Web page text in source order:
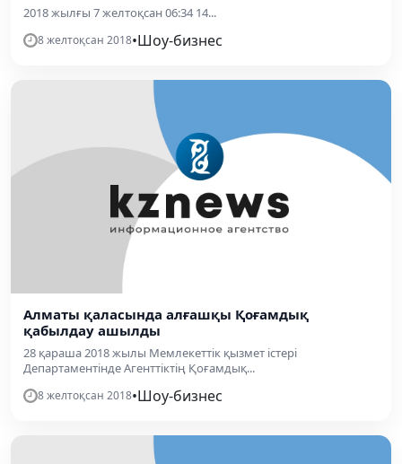
2018 жылғы 7 желтоқсан 06:34 14...
8 желтоқсан 2018•Шоу-бизнес
Алматы қаласында алғашқы Қоғамдық
қабылдау ашылды
28 қараша 2018 жылы Мемлекеттік қызмет істері
Департаментінде Агенттіктің Қоғамдық...
8 желтоқсан 2018•Шоу-бизнес